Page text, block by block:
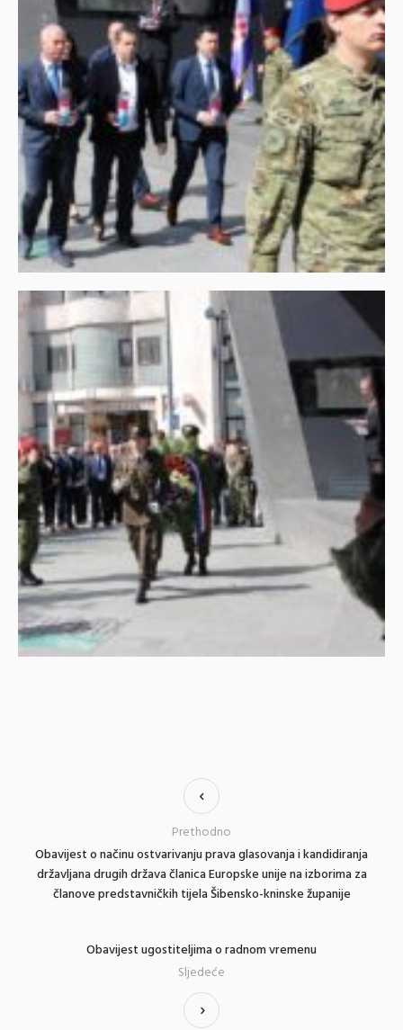
Obavijest o načinu ostvarivanju prava glasovanja i kandidiranja
državljana drugih država članica Europske unije na izborima za
članove predstavničkih tijela Šibensko-kninske županije
Prethodno
Obavijest ugostiteljima o radnom vremenu
Sljedeće